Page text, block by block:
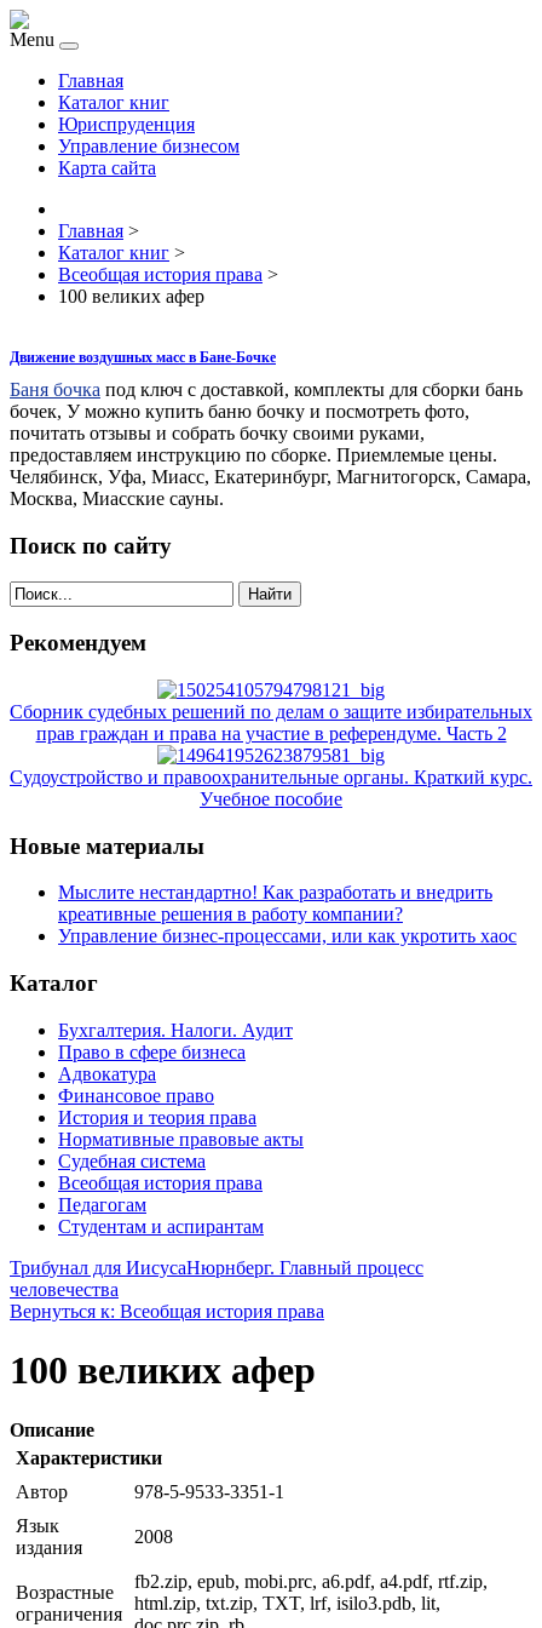
Menu
Главная
Каталог книг
Юриспруденция
Управление бизнесом
Карта сайта
Главная >
Каталог книг >
Всеобщая история права >
100 великих афер
Движение воздушных масс в Бане-Бочке
Баня бочка под ключ с доставкой, комплекты для сборки бань
бочек, У можно купить баню бочку и посмотреть фото,
почитать отзывы и собрать бочку своими руками,
предоставляем инструкцию по сборке. Приемлемые цены.
Челябинск, Уфа, Миасс, Екатеринбург, Магнитогорск, Самара,
Москва, Миасские сауны.
Поиск по сайту
Найти
Рекомендуем
Сборник судебных решений по делам о защите избирательных
прав граждан и права на участие в референдуме. Часть 2
Судоустройство и правоохранительные органы. Краткий курс.
Учебное пособие
Новые материалы
Мыслите нестандартно! Как разработать и внедрить
креативные решения в работу компании?
Управление бизнес-процессами, или как укротить хаос
Каталог
Бухгалтерия. Налоги. Аудит
Право в сфере бизнеса
Адвокатура
Финансовое право
История и теория права
Нормативные правовые акты
Судебная система
Всеобщая история права
Педагогам
Студентам и аспирантам
Трибунал для ИисусаНюрнберг. Главный процесс
человечества
Вернуться к: Всеобщая история права
100 великих афер
Описание
Характеристики
Автор
978-5-9533-3351-1
Язык
издания
2008
Возрастные
ограничения
fb2.zip, epub, mobi.prc, a6.pdf, a4.pdf, rtf.zip,
html.zip, txt.zip, TXT, lrf, isilo3.pdb, lit,